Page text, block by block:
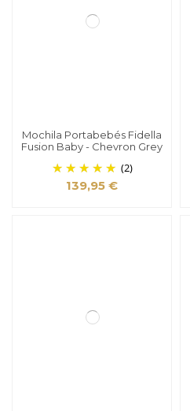
Mochila Portabebés Fidella
Fusion Baby - Chevron Grey
(2)
139,95 €